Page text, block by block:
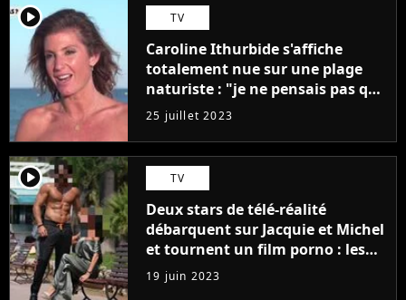
player2 TV
Caroline Ithurbide s'affiche
totalement nue sur une plage
naturiste : "je ne pensais pas que
j'arriverais à le faire..."
25 juillet 2023
player2 TV
Deux stars de télé-réalité
débarquent sur Jacquie et Michel
et tournent un film porno : les
premières images du tournage
(exclu)
19 juin 2023